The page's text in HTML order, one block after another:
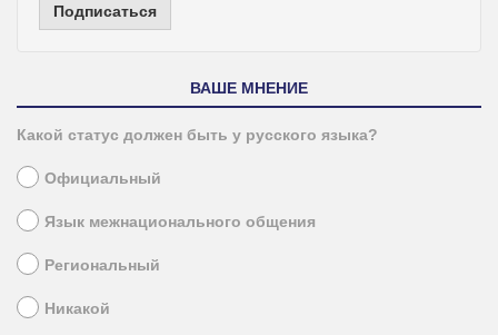
Подписаться
ВАШЕ МНЕНИЕ
Какой статус должен быть у русского языка?
Официальный
Язык межнационального общения
Региональный
Никакой